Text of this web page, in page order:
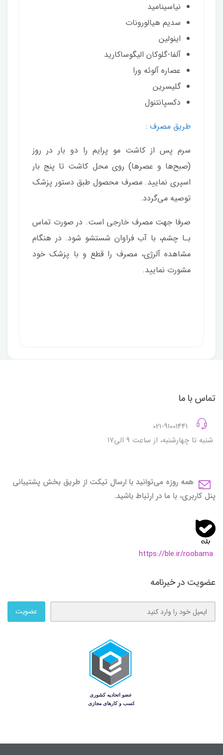
نیاسینامید
سدیم هیالورونات
اینولین
آلفا-گلوکان الیگوساکارید
عصاره آلوئه ورا
گلیسرین
دکسپانتنول
طریق مصرف :
سرم پس از کاشت مو پرایم را دو بار در روز
(صبح‌ها و عصرها) روی محل کاشت تا پنج بار
اسپری نمایید. مصرف محصول طبق دستور پزشک
توصیه می‌گردد.
صرفا جهت مصرف خارجی است. در صورت تماس
بـا چشم، با آب فراوان شستشو شود. در هنگام
مشاهده آلرژی، مصرف را قطع و با پزشک خود
مشورت نمایید.
تماس با ما
شنبه تا چهارشنبه، از ساعت 9 الی17
همه روزه می‌توانید با ارسال تیکت از طریق بخش پشتیبانی
پنل کاربری، با ما در ارتباط باشید.
https://ble.ir/roobama
عضویت در خبرنامه
عضویت